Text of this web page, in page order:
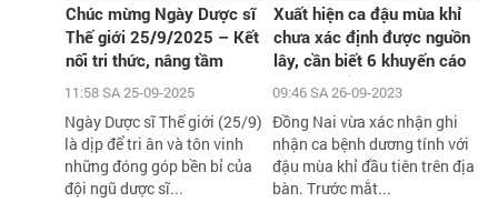
Chúc mừng Ngày Dược sĩ
Thế giới 25/9/2025 – Kết
nối tri thức, nâng tầm
chăm sóc sức khỏe cộng
11:58 SA 25-09-2025
Ngày Dược sĩ Thế giới (25/9)
là dịp để tri ân và tôn vinh
những đóng góp bền bỉ của
đội ngũ dược sĩ...
Xuất hiện ca đậu mùa khỉ
chưa xác định được nguồn
lây, cần biết 6 khuyến cáo
phòng chống dịch của Bộ Y
09:46 SA 26-09-2023
Đồng Nai vừa xác nhận ghi
nhận ca bệnh dương tính với
đậu mùa khỉ đầu tiên trên địa
bàn. Trước mắt...